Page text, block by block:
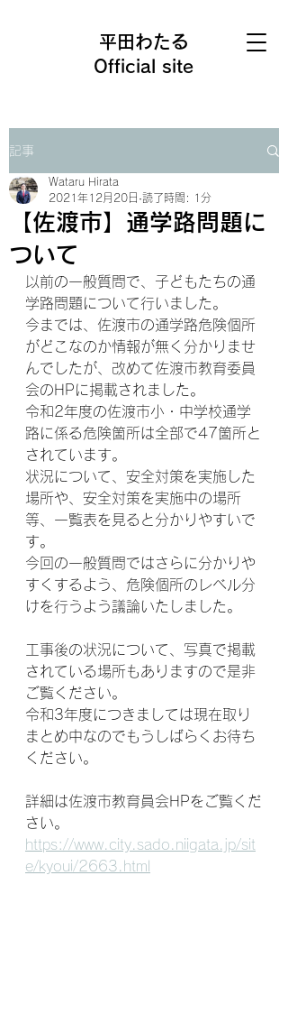
平田わたる
Official site
記事
【佐渡市】通学路問題に
ついて
Wataru Hirata
2021年12月20日 読了時間: 1分
以前の一般質問で、子どもたちの通
学路問題について行いました。
今までは、佐渡市の通学路危険個所
がどこなのか情報が無く分かりませ
んでしたが、改めて佐渡市教育委員
会のHPに掲載されました。
令和2年度の佐渡市小・中学校通学
路に係る危険箇所は全部で47箇所と
されています。
状況について、安全対策を実施した
場所や、安全対策を実施中の場所
等、一覧表を見ると分かりやすいで
す。
今回の一般質問ではさらに分かりや
すくするよう、危険個所のレベル分
けを行うよう議論いたしました。
工事後の状況について、写真で掲載
されている場所もありますので是非
ご覧ください。
令和3年度につきましては現在取り
まとめ中なのでもうしばらくお待ち
ください。
詳細は佐渡市教育員会HPをご覧くだ
さい。
https://www.city.sado.niigata.jp/sit
e/kyoui/2663.html